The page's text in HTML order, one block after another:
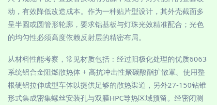
动，有效降低改造成本。作为一种贴片型设计，其外壳截面多
呈半圆或圆管形轮廓，要求铝基板与灯珠光效精准配合；光色
的均匀性必须高度依赖反射层的精密布局。
从材料性能考察，常见材质包括：经过阳极化处理的优质6063
系统铝合金阻燃散热体 + 高抗冲击性聚碳酸酯扩散罩。使用整
根硬铝拉伸成型车体以提供足够的散热渠道，另外27-150钻锥
形式集成密集螺丝安装孔与双膜HPC导热区域预留。经密闭测